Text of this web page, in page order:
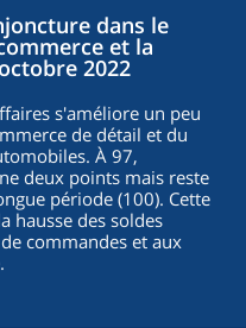
dans le
et la
2022
s'améliore un peu
de détail et du
À 97,
deux points mais reste
période (100). Cette
hausse des soldes
commandes et aux